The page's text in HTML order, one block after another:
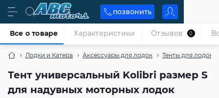
позвонить
Лодки и Катера Аксессуары для лодок Тенты для лодок
Тент универсальный Kolibri размер S
для надувных моторных лодок
Все о товаре Характеристики Отзывов 0